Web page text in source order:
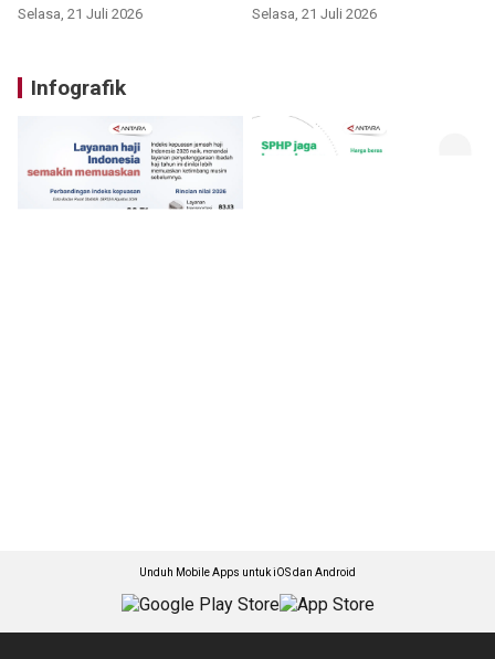
Selasa, 21 Juli 2026 Selasa, 21 Juli 2026
Infografik
Unduh Mobile Apps untuk iOS dan Android